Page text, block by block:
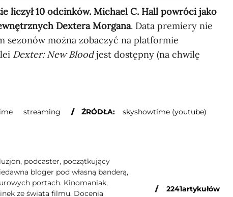
liczył 10 odcinków. Michael C. Hall powróci jako
Dextera Morgana. Data premiery nie
sezonów można zobaczyć na platformie
Dexter: New Bloodjest dostępny (na chwilę
streaming ŹRÓDŁA: skyshowtime (youtube)
podcaster, początkujący
bloger pod własną banderą,
portach. Kinomaniak,
ze świata filmu. Docenia
/ 2241artykułów